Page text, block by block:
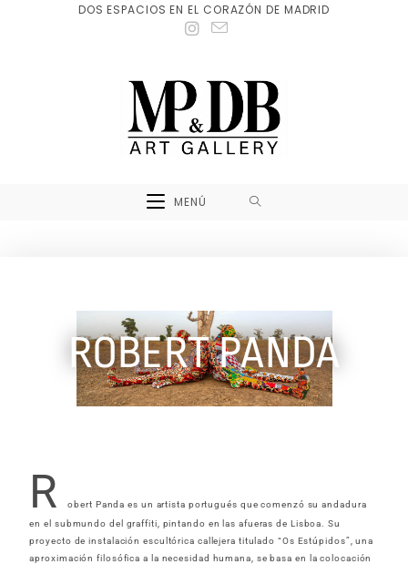
DOS ESPACIOS EN EL CORAZÓN DE MADRID
MENÚ
ROBERT PANDA
R
obert Panda es un artista portugués que comenzó su andadura
en el submundo del graffiti, pintando en las afueras de Lisboa. Su
proyecto de instalación escultórica callejera titulado “Os Estúpidos”, una
aproximación filosófica a la necesidad humana, se basa en la colocación